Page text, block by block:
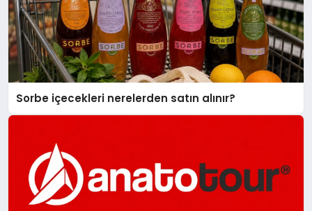
Sorbe içecekleri nerelerden satın alınır?